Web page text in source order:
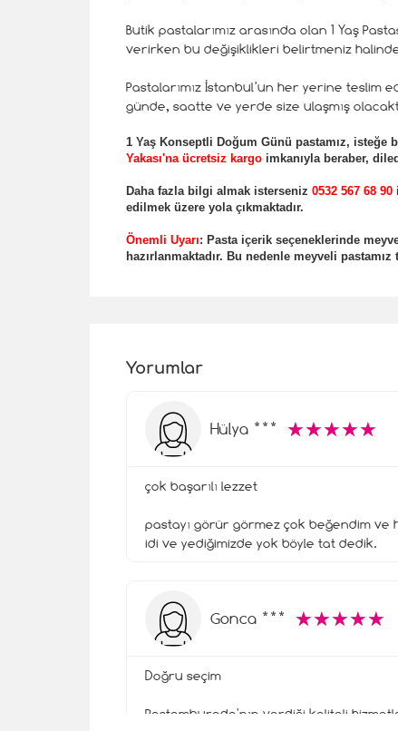
Butik pastalarımız arasında olan 1 Yaş
verirken bu değişiklikleri belirtmeniz
Pastalarımız İstanbul’un her yerine teslim
günde, saatte ve yerde size ulaşmış
1 Yaş Konseptli Doğum Günü pastamız, isteğe
Yakası'na ücretsiz kargo imkanıyla beraber,
Daha fazla bilgi almak isterseniz 0532 567 68 90
edilmek üzere yola çıkmaktadır.
Önemli Uyarı: Pasta içerik seçeneklerinde
hazırlanmaktadır. Bu nedenle meyveli
Yorumlar
Hülya *** ☆☆☆☆☆
★★★★★
çok başarılı lezzet
pastayı görür görmez çok beğendim ve
idi ve yediğimizde yok böyle tat dedik.
Gonca *** ☆☆☆☆☆
★★★★★
Doğru seçim
Pastamburada'nın verdiği kaliteli